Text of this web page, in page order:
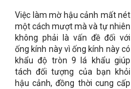
Việc làm mờ hậu cảnh mất nét
một cách mượt mà và tự nhiên
không phải là vấn đề đối với
ống kính này vì ống kính này có
khẩu độ tròn 9 lá khẩu giúp
tách đối tượng của bạn khỏi
hậu cảnh, đồng thời cung cấp